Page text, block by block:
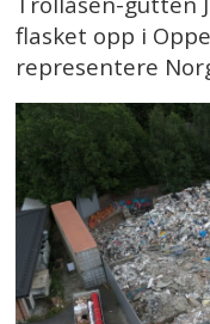
flasket opp i
representere